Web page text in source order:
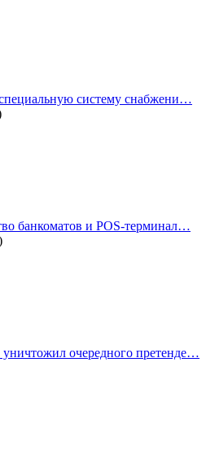
систему снабжени…
банкоматов и POS-терминал…
очередного претенде…